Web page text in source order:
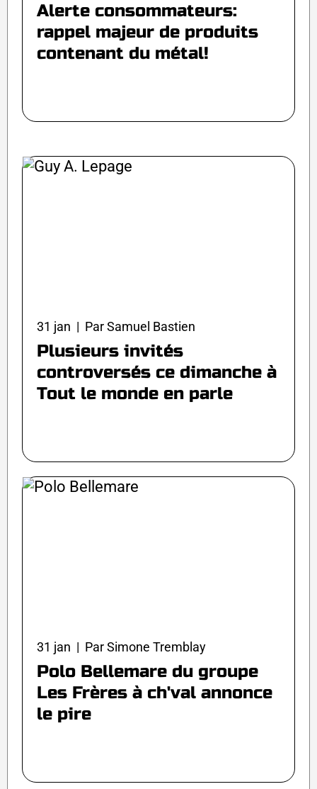
Alerte consommateurs:
rappel majeur de produits
contenant du métal!
31 jan | Par Samuel Bastien
Plusieurs invités
controversés ce dimanche à
Tout le monde en parle
31 jan | Par Simone Tremblay
Polo Bellemare du groupe
Les Frères à ch'val annonce
le pire